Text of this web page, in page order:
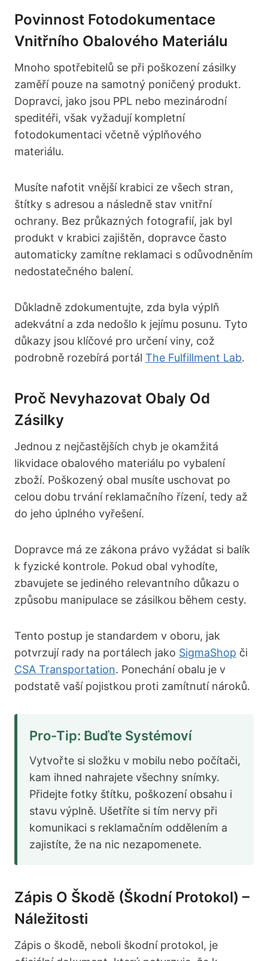
Povinnost Fotodokumentace
Vnitřního Obalového Materiálu
Mnoho spotřebitelů se při poškození zásilky
zaměří pouze na samotný poničený produkt.
Dopravci, jako jsou PPL nebo mezinárodní
speditéři, však vyžadují kompletní
fotodokumentaci včetně výplňového
materiálu.
Musíte nafotit vnější krabici ze všech stran,
štítky s adresou a následně stav vnitřní
ochrany. Bez průkazných fotografií, jak byl
produkt v krabici zajištěn, dopravce často
automaticky zamítne reklamaci s odůvodněním
nedostatečného balení.
Důkladně zdokumentujte, zda byla výplň
adekvátní a zda nedošlo k jejímu posunu. Tyto
důkazy jsou klíčové pro určení viny, což
podrobně rozebírá portál The Fulfillment Lab.
Proč Nevyhazovat Obaly Od
Zásilky
Jednou z nejčastějších chyb je okamžitá
likvidace obalového materiálu po vybalení
zboží. Poškozený obal musíte uschovat po
celou dobu trvání reklamačního řízení, tedy až
do jeho úplného vyřešení.
Dopravce má ze zákona právo vyžádat si balík
k fyzické kontrole. Pokud obal vyhodíte,
zbavujete se jediného relevantního důkazu o
způsobu manipulace se zásilkou během cesty.
Tento postup je standardem v oboru, jak
potvrzují rady na portálech jako SigmaShop či
CSA Transportation. Ponechání obalu je v
podstatě vaší pojistkou proti zamítnutí nároků.
Pro-Tip: Buďte Systémoví
Vytvořte si složku v mobilu nebo počítači,
kam ihned nahrajete všechny snímky.
Přidejte fotky štítku, poškození obsahu i
stavu výplně. Ušetříte si tím nervy při
komunikaci s reklamačním oddělením a
zajistíte, že na nic nezapomenete.
Zápis O Škodě (škodní Protokol) –
Náležitosti
Zápis o škodě, neboli škodní protokol, je